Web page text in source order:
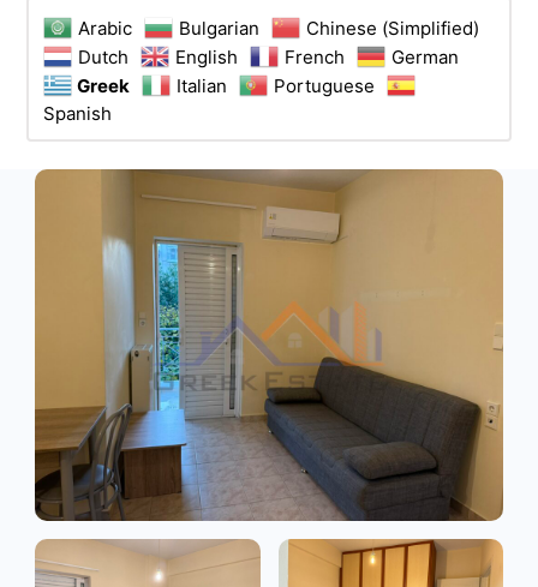
Arabic Bulgarian
Chinese (Simplified)
Dutch
English French
German
Greek
Italian
Portuguese
Spanish